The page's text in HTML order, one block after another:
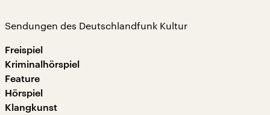
Sendungen des Deutschlandfunk Kultur
Freispiel
Kriminalhörspiel
Feature
Hörspiel
Klangkunst